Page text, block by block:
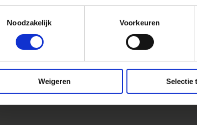
Noodzakelijk
Voorkeuren
Weigeren Selectie
kennen we een opleidingscentrum: de
die aansluiten op jouw persoonlijke
rol naar medewerkers, die op zoek zijn naar
een verandering in de organisatie - gedwongen zien